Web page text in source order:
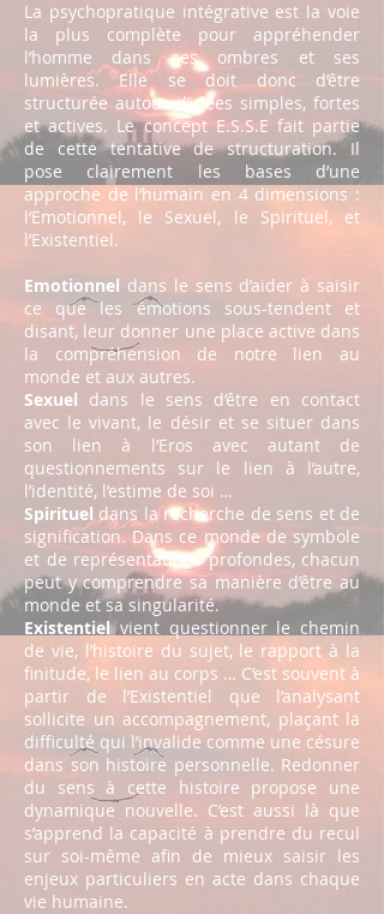
La psychopratique intégrative est la voie
la plus complète pour appréhender
l’homme dans ses ombres et ses
lumières. Elle se doit donc d’être
structurée autour d’idées simples, fortes
et actives. Le concept E.S.S.E fait partie
de cette tentative de structuration. Il
pose clairement les bases d’une
approche de l’humain en 4 dimensions :
l’Emotionnel, le Sexuel, le Spirituel, et
l’Existentiel.
Emotionnel dans le sens d’aider à saisir
ce que les émotions sous-tendent et
disant, leur donner une place active dans
la compréhension de notre lien au
monde et aux autres.
Sexuel dans le sens d’être en contact
avec le vivant, le désir et se situer dans
son lien à l’Eros avec autant de
questionnements sur le lien à l’autre,
l’identité, l’estime de soi …
Spirituel dans la recherche de sens et de
signification. Dans ce monde de symbole
et de représentations profondes, chacun
peut y comprendre sa manière d’être au
monde et sa singularité.
Existentielvient questionner le chemin
de vie, l’histoire du sujet, le rapport à la
finitude, le lien au corps … C’est souvent à
partir de l’Existentiel que l’analysant
sollicite un accompagnement, plaçant la
difficulté qui l’invalide comme une césure
dans son histoire personnelle. Redonner
du sens à cette histoire propose une
dynamique nouvelle. C’est aussi là que
s’apprend la capacité à prendre du recul
sur soi-même afin de mieux saisir les
enjeux particuliers en acte dans chaque
vie humaine.